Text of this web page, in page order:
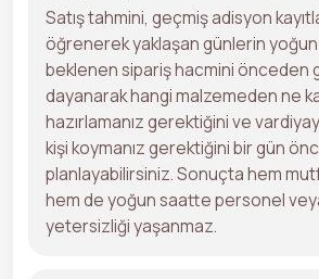
Satış tahmini, geçmiş adisyon
öğrenerek yaklaşan günlerin
beklenen sipariş hacmini önceden
dayanarak hangi malzemeden ne
hazırlamanız gerektiğini ve
kişi koymanız gerektiğini bir gün
planlayabilirsiniz. Sonuçta hem
hem de yoğun saatte personel
yetersizliği yaşanmaz.